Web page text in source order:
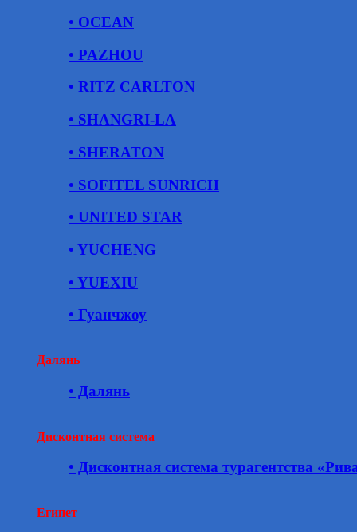
• OCEAN
• PAZHOU
• RITZ CARLTON
• SHANGRI-LA
• SHERATON
• SOFITEL SUNRICH
• UNITED STAR
• YUCHENG
• YUEXIU
• Гуанчжоу
Далянь
• Далянь
Дисконтная система
• Дисконтная система турагентства
Египет